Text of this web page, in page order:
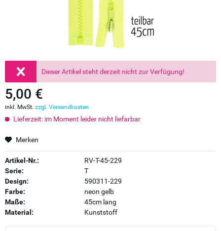
Dieser Artikel steht derzeit nicht zur Verfügung!
5,00 €
inkl. MwSt. zzgl. Versandkosten
Lieferzeit: im Moment leider nicht liefarbar
Merken
Artikel-Nr.:
RV-T-45-229
Serie:
T
Design:
590311-229
Farbe:
neon gelb
Maße:
45cm lang
Material:
Kunststoff